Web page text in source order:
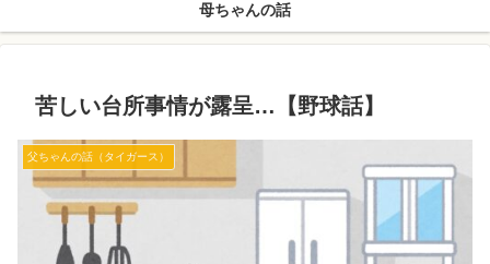
母ちゃんの話
苦しい台所事情が露呈…【野球話】
父ちゃんの話（タイガース）